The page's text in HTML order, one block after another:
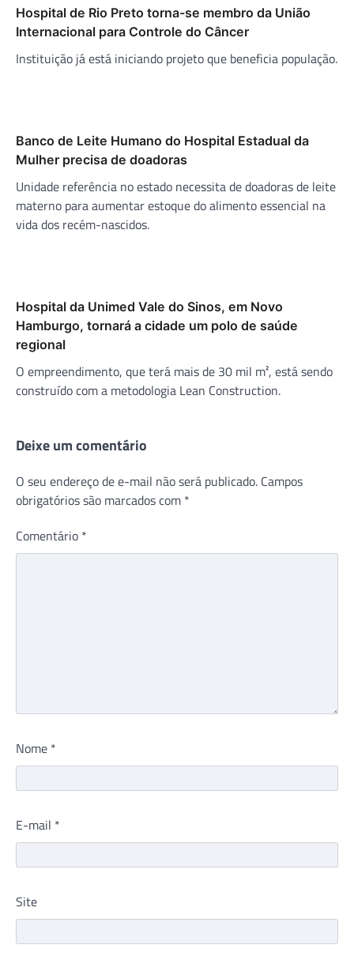
Hospital de Rio Preto torna-se membro da União
Internacional para Controle do Câncer
Instituição já está iniciando projeto que beneficia população.
Banco de Leite Humano do Hospital Estadual da
Mulher precisa de doadoras
Unidade referência no estado necessita de doadoras de leite
materno para aumentar estoque do alimento essencial na
vida dos recém-nascidos.
Hospital da Unimed Vale do Sinos, em Novo
Hamburgo, tornará a cidade um polo de saúde
regional
O empreendimento, que terá mais de 30 mil m², está sendo
construído com a metodologia Lean Construction.
Deixe um comentário
O seu endereço de e-mail não será publicado. Campos
obrigatórios são marcados com *
Comentário *
Nome *
E-mail *
Site